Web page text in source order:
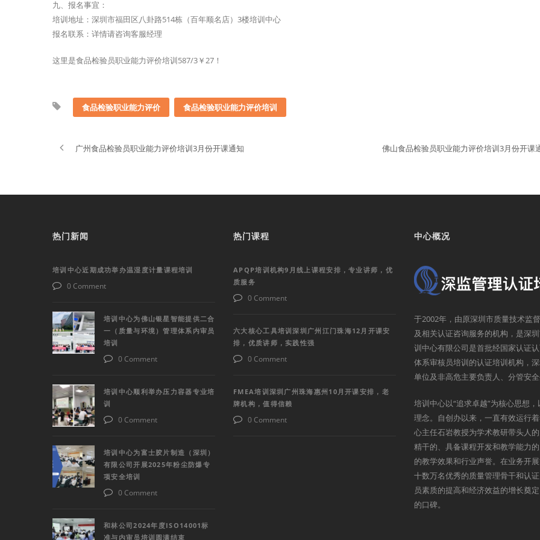
九、报名事宜：
培训地址：深圳市福田区八卦路514栋（百年顺名店）3楼培训中心
报名联系：详情请咨询客服经理
这里是食品检验员职业能力评价培训587/3￥27！
食品检验职业能力评价 食品检验职业能力评价培训
广州食品检验员职业能力评价培训3月份开课通知 佛山食品检验员职业能力评价培训3月份开课
热门新闻
培训中心近期成功举办温湿度计量课程培训
0 Comment
培训中心为佛山银星智能提供二合
一（质量与环境）管理体系内审员
培训
0 Comment
培训中心顺利举办压力容器专业培
训
0 Comment
培训中心为富士胶片制造（深圳）
有限公司开展2025年粉尘防爆专
项安全培训
0 Comment
和林公司2024年度ISO14001标
准与内审员培训圆满结束
热门课程
APQP培训机构9月线上课程安排，专业讲师，优
质服务
0 Comment
六大核心工具培训深圳广州江门珠海12月开课安
排，优质讲师，实践性强
0 Comment
FMEA培训深圳广州珠海惠州10月开课安排，老
牌机构，值得信赖
0 Comment
中心概况
于2002年，由原深圳市质量技术监
及相关认证咨询服务的机构，是深
训中心有限公司是首批经国家认证
体系审核员培训的认证培训机构，
单位及非高危主要负责人、分管安
培训中心以“追求卓越”为核心思想
理念。自创办以来，一直有效运行
心主任石岩教授为学术教研带头人
精干的、具备课程开发和教学能力
的教学效果和行业声誉。在业务开
十数万名优秀的质量管理骨干和认
员素质的提高和经济效益的增长奠
的口碑。